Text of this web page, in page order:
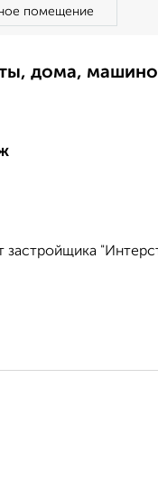
помещение
дома,